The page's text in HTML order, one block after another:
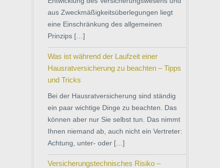
aus Zweckmäßigkeitsüberlegungen liegt
eine Einschränkung des allgemeinen
Prinzips […]
Was ist während der Laufzeit einer
Hausratversicherung zu beachten – Tipps
und Tricks
Bei der Hausratversicherung sind ständig
ein paar wichtige Dinge zu beachten. Das
können aber nur Sie selbst tun. Das nimmt
Ihnen niemand ab, auch nicht ein Vertreter:
Achtung, unter- oder […]
Versicherungstechnisches Risiko –